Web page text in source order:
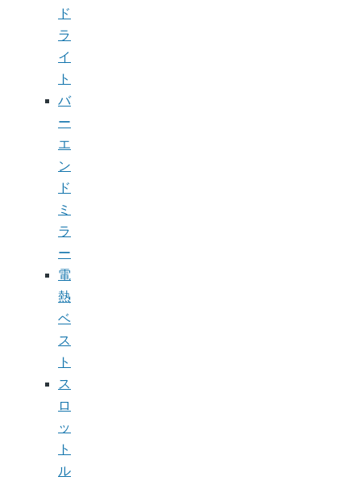
ド
ラ
イ
ト
バ
ー
エ
ン
ド
ミ
ラ
ー
電
熱
ベ
ス
ト
ス
ロ
ッ
ト
ル